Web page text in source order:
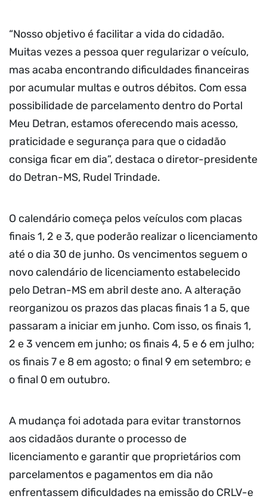
“Nosso objetivo é facilitar a vida do cidadão.
Muitas vezes a pessoa quer regularizar o veículo,
mas acaba encontrando dificuldades financeiras
por acumular multas e outros débitos. Com essa
possibilidade de parcelamento dentro do Portal
Meu Detran, estamos oferecendo mais acesso,
praticidade e segurança para que o cidadão
consiga ficar em dia”, destaca o diretor-presidente
do Detran-MS, Rudel Trindade.
O calendário começa pelos veículos com placas
finais 1, 2 e 3, que poderão realizar o licenciamento
até o dia 30 de junho. Os vencimentos seguem o
novo calendário de licenciamento estabelecido
pelo Detran-MS em abril deste ano. A alteração
reorganizou os prazos das placas finais 1 a 5, que
passaram a iniciar em junho. Com isso, os finais 1,
2 e 3 vencem em junho; os finais 4, 5 e 6 em julho;
os finais 7 e 8 em agosto; o final 9 em setembro; e
o final 0 em outubro.
A mudança foi adotada para evitar transtornos
aos cidadãos durante o processo de
licenciamento e garantir que proprietários com
parcelamentos e pagamentos em dia não
enfrentassem dificuldades na emissão do CRLV-e